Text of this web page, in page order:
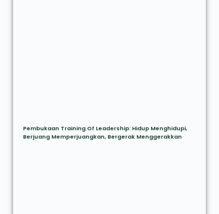
Pembukaan Training Of Leadership: Hidup Menghidupi,
Berjuang Memperjuangkan, Bergerak Menggerakkan